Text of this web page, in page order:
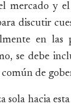
mercado y el
discutir
en las
se debe
de
sola hacia